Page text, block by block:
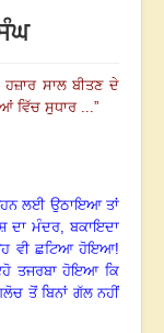
ਸਾਲ ਬੀਤਣ ਦੇ
ਵਿੱਚ ਸੁਧਾਰ ...”
ਲਈ ਉਠਾਇਆ ਤਾਂ
ਦਾ ਮੰਦਰ,ਬਕਾਇਦਾ
ਵੀ ਛਟਿਆ ਹੋਇਆ!
ਤਜਰਬਾ ਹੋਇਆ ਕਿ
ਤੋਂ ਬਿਨਾਂ ਗੱਲ ਨਹੀਂ